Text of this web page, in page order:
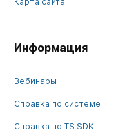
Информация
Вебинары
Справка по системе
Справка по TS SDK